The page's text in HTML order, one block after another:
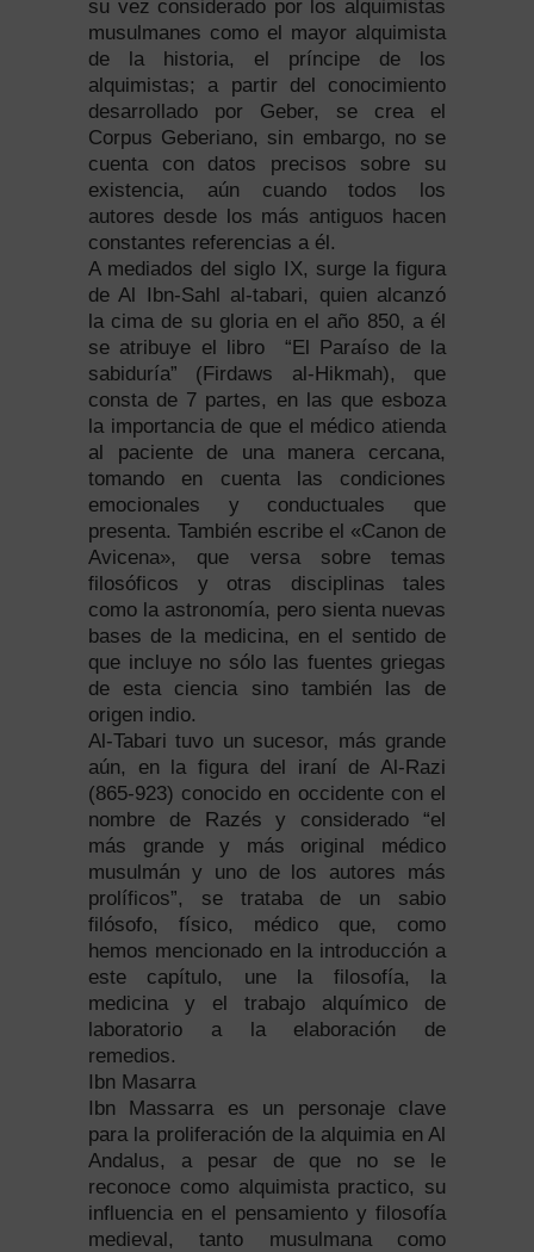
su vez considerado por los alquimistas
musulmanes como el mayor alquimista
de la historia, el príncipe de los
alquimistas; a partir del conocimiento
desarrollado por Geber, se crea el
Corpus Geberiano, sin embargo, no se
cuenta con datos precisos sobre su
existencia, aún cuando todos los
autores desde los más antiguos hacen
constantes referencias a él.
A mediados del siglo IX, surge la figura
de Al Ibn-Sahl al-tabari, quien alcanzó
la cima de su gloria en el año 850, a él
se atribuye el libro “El Paraíso de la
sabiduría” (Firdaws al-Hikmah), que
consta de 7 partes, en las que esboza
la importancia de que el médico atienda
al paciente de una manera cercana,
tomando en cuenta las condiciones
emocionales y conductuales que
presenta. También escribe el «Canon de
Avicena», que versa sobre temas
filosóficos y otras disciplinas tales
como la astronomía, pero sienta nuevas
bases de la medicina, en el sentido de
que incluye no sólo las fuentes griegas
de esta ciencia sino también las de
origen indio.
Al-Tabari tuvo un sucesor, más grande
aún, en la figura del iraní de Al-Razi
(865-923) conocido en occidente con el
nombre de Razés y considerado “el
más grande y más original médico
musulmán y uno de los autores más
prolíficos”, se trataba de un sabio
filósofo, físico, médico que, como
hemos mencionado en la introducción a
este capítulo, une la filosofía, la
medicina y el trabajo alquímico de
laboratorio a la elaboración de
remedios.
Ibn Masarra
Ibn Massarra es un personaje clave
para la proliferación de la alquimia en Al
Andalus, a pesar de que no se le
reconoce como alquimista practico, su
influencia en el pensamiento y filosofía
medieval, tanto musulmana como